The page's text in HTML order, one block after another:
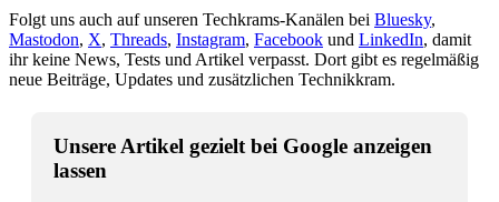
Folgt uns auch auf unseren Techkrams-Kanälen bei Bluesky,
Mastodon, X, Threads, Instagram, Facebook und LinkedIn, damit
ihr keine News, Tests und Artikel verpasst. Dort gibt es regelmäßig
neue Beiträge, Updates und zusätzlichen Technikkram.
Unsere Artikel gezielt bei Google anzeigen
lassen